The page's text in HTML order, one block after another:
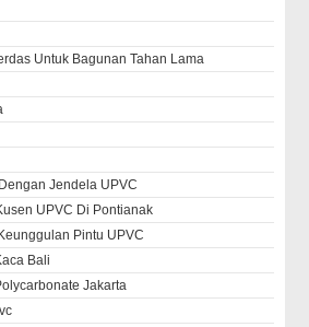
Untuk Bagunan Tahan Lama
Jendela UPVC
UPVC Di Pontianak
Pintu UPVC
Bali
Jakarta